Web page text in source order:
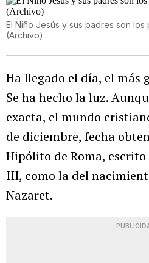
El Niño Jesús y sus padres son
(Archivo)
Ha llegado el día, el más
Se ha hecho la luz.
exacta, el mundo
de diciembre, fecha
Hipólito de Roma,
III, como la del
Nazaret.